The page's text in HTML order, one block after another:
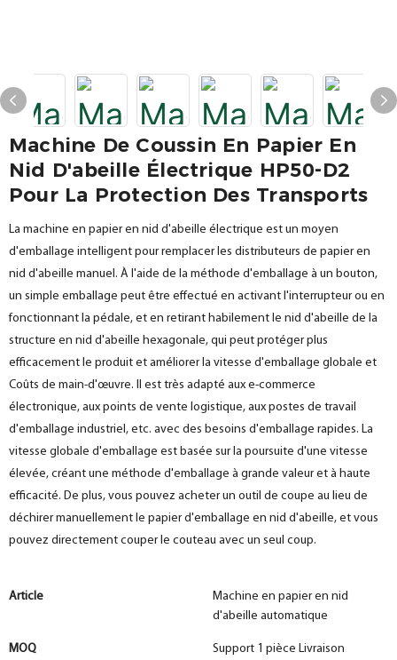
Machine De Coussin En Papier En
Nid D'abeille Électrique HP50-D2
Pour La Protection Des Transports
La machine en papier en nid d'abeille électrique est un moyen
d'emballage intelligent pour remplacer les distributeurs de papier en
nid d'abeille manuel. À l'aide de la méthode d'emballage à un bouton,
un simple emballage peut être effectué en activant l'interrupteur ou en
fonctionnant la pédale, et en retirant habilement le nid d'abeille de la
structure en nid d'abeille hexagonale, qui peut protéger plus
efficacement le produit et améliorer la vitesse d'emballage globale et
Coûts de main-d'œuvre. Il est très adapté aux e-commerce
électronique, aux points de vente logistique, aux postes de travail
d'emballage industriel, etc. avec des besoins d'emballage rapides. La
vitesse globale d'emballage est basée sur la poursuite d'une vitesse
élevée, créant une méthode d'emballage à grande valeur et à haute
efficacité. De plus, vous pouvez acheter un outil de coupe au lieu de
déchirer manuellement le papier d'emballage en nid d'abeille, et vous
pouvez directement couper le couteau avec un seul coup.
Article
Machine en papier en nid
d'abeille automatique
MOQ Support 1 pièce Livraison